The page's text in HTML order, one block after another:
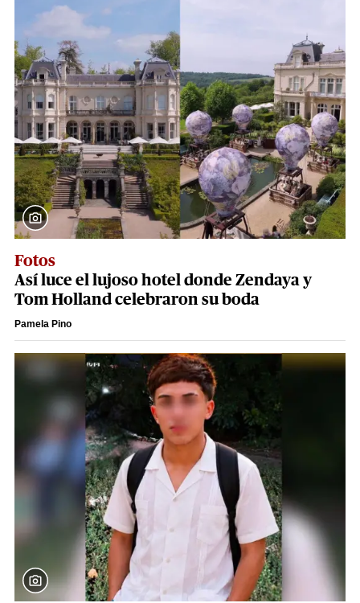
Fotos
Así luce el lujoso hotel donde Zendaya y
Tom Holland celebraron su boda
Pamela Pino